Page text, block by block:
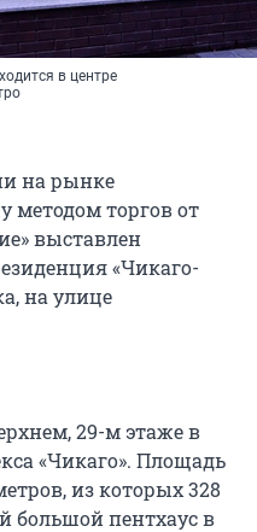
в центре
на рынке
методом торгов от
выставлен
«Чикаго-
на улице
29-м этаже в
«Чикаго». Площадь
из которых 328
большой пентхаус в